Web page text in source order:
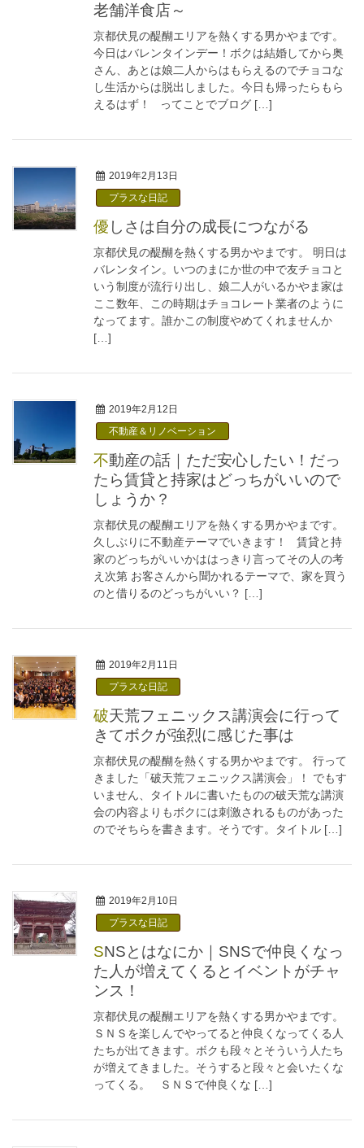
老舗洋食店～
京都伏見の醍醐エリアを熱くする男かやまです。
今日はバレンタインデー！ボクは結婚してから奥
さん、あとは娘二人からはもらえるのでチョコな
し生活からは脱出しました。今日も帰ったらもら
えるはず！ ってことでブログ […]
2019年2月13日
プラスな日記
優しさは自分の成長につながる
京都伏見の醍醐を熱くする男かやまです。 明日は
バレンタイン。いつのまにか世の中で友チョコと
いう制度が流行り出し、娘二人がいるかやま家は
ここ数年、この時期はチョコレート業者のように
なってます。誰かこの制度やめてくれませんか
[…]
2019年2月12日
不動産＆リノベーション
不動産の話｜ただ安心したい！だっ
たら賃貸と持家はどっちがいいので
しょうか？
京都伏見の醍醐エリアを熱くする男かやまです。
久しぶりに不動産テーマでいきます！ 賃貸と持
家のどっちがいいかははっきり言ってその人の考
え次第 お客さんから聞かれるテーマで、家を買う
のと借りるのどっちがいい？ […]
2019年2月11日
プラスな日記
破天荒フェニックス講演会に行って
きてボクが強烈に感じた事は
京都伏見の醍醐を熱くする男かやまです。 行って
きました「破天荒フェニックス講演会」！ でもす
いません、タイトルに書いたものの破天荒な講演
会の内容よりもボクには刺激されるものがあった
のでそちらを書きます。そうです。タイトル […]
2019年2月10日
プラスな日記
SNSとはなにか｜SNSで仲良くなっ
た人が増えてくるとイベントがチャ
ンス！
京都伏見の醍醐エリアを熱くする男かやまです。
ＳＮＳを楽しんでやってると仲良くなってくる人
たちが出てきます。ボクも段々とそういう人たち
が増えてきました。そうすると段々と会いたくな
ってくる。 ＳＮＳで仲良くな […]